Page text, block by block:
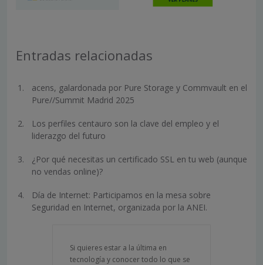
Entradas relacionadas
acens, galardonada por Pure Storage y Commvault en el
Pure//Summit Madrid 2025
Los perfiles centauro son la clave del empleo y el
liderazgo del futuro
¿Por qué necesitas un certificado SSL en tu web (aunque
no vendas online)?
Día de Internet: Participamos en la mesa sobre
Seguridad en Internet, organizada por la ANEI.
Si quieres estar a la última en
tecnología y conocer todo lo que se